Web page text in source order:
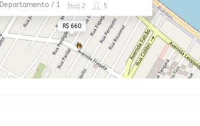
R$ 660
Departamento / 1 5
2